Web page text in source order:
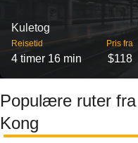
Kuletog
Reisetid
4 timer 16 min
Pris fra
$118
Populære ruter
Kong